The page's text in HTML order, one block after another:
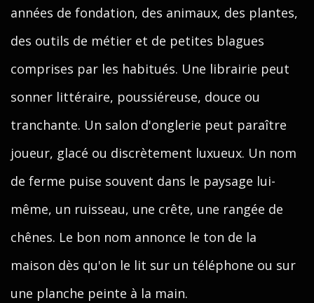
années de fondation, des animaux, des plantes,
des outils de métier et de petites blagues
comprises par les habitués. Une librairie peut
sonner littéraire, poussiéreuse, douce ou
tranchante. Un salon d'onglerie peut paraître
joueur, glacé ou discrètement luxueux. Un nom
de ferme puise souvent dans le paysage lui-
même, un ruisseau, une crête, une rangée de
chênes. Le bon nom annonce le ton de la
maison dès qu'on le lit sur un téléphone ou sur
une planche peinte à la main.